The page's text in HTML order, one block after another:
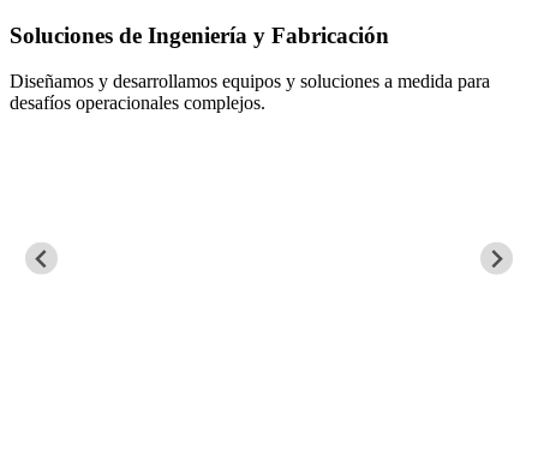
Soluciones de Ingeniería y Fabricación
Diseñamos y desarrollamos equipos y soluciones a medida para
desafíos operacionales complejos.